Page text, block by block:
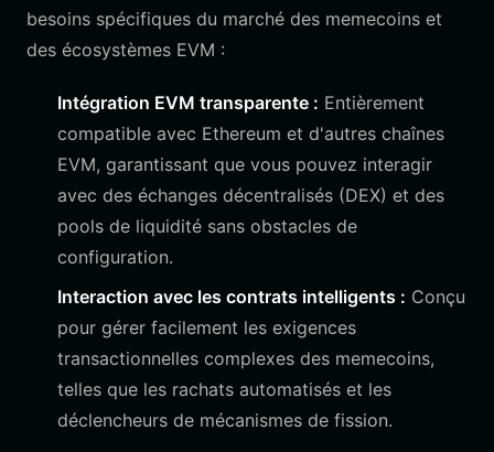
besoins spécifiques du marché des memecoins et
des écosystèmes EVM :
Intégration EVM transparente : Entièrement
compatible avec Ethereum et d'autres chaînes
EVM, garantissant que vous pouvez interagir
avec des échanges décentralisés (DEX) et des
pools de liquidité sans obstacles de
configuration.
Interaction avec les contrats intelligents : Conçu
pour gérer facilement les exigences
transactionnelles complexes des memecoins,
telles que les rachats automatisés et les
déclencheurs de mécanismes de fission.